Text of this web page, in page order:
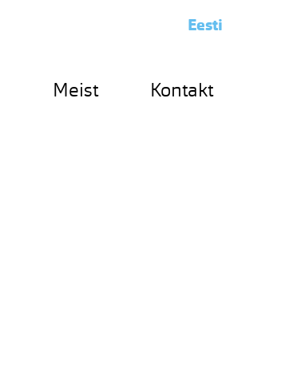
Meist Kontakt
Eesti